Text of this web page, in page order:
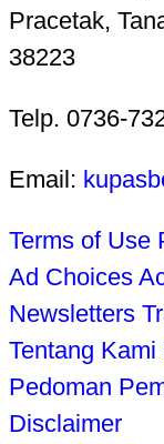
Pracetak,
38223
Telp. 0736-
Email:
Terms of Use
Ad Choices
Newsletters
Tentang Kami
Pedoman
Disclaimer